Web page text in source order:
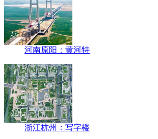
河南原阳：黄河特
浙江杭州：写字楼